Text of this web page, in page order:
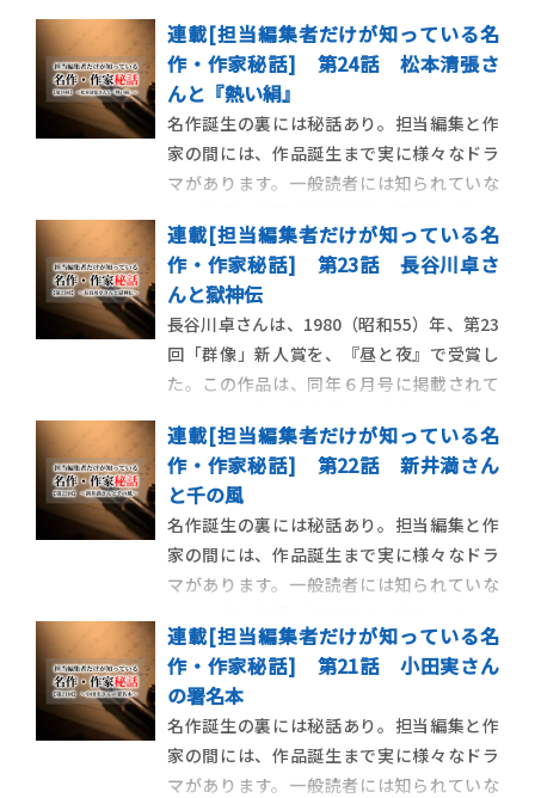
連載[担当編集者だけが知っている名
作・作家秘話] 第24話 松本清張さ
んと『熱い絹』
名作誕生の裏には秘話あり。担当編集と作
家の間には、作品誕生まで実に様々なドラ
マがあります。一般読者には知られていな
伝えする連載の第24回目です。今回は、偉
大で著名な作家の作品だからこその、謎に
包まれた出版までの運命にまつわるエピソ
ードを紹介します。担当編集者ならではの
感性で捉えた、
連載[担当編集者だけが知っている名
作・作家秘話] 第23話 長谷川卓さ
んと獄神伝
長谷川卓さんは、1980（昭和55）年、第23
回「群像」新人賞を、『昼と夜』で受賞し
た。この作品は、同年６月号に掲載されて
木基一さん、佐田稲子さん、島尾敏雄さ
ん、丸谷才一さん、それに吉行淳之介さん
の５人であった。この選考委員すべてが、
選評の中で、「昨年、一昨年にくらべて少
し低調のよ
連載[担当編集者だけが知っている名
作・作家秘話] 第22話 新井満さん
と千の風
名作誕生の裏には秘話あり。担当編集と作
家の間には、作品誕生まで実に様々なドラ
マがあります。一般読者には知られていな
伝えする連載の第22回目です。今回は、著
者にとって特別な、そして少し不思議な縁
を感じる仕事を共にした、新井満さんにつ
いての秘話を紹介します。あの有名な大ヒ
ット曲、『千の
連載[担当編集者だけが知っている名
作・作家秘話] 第21話 小田実さん
の署名本
名作誕生の裏には秘話あり。担当編集と作
家の間には、作品誕生まで実に様々なドラ
マがあります。一般読者には知られていな